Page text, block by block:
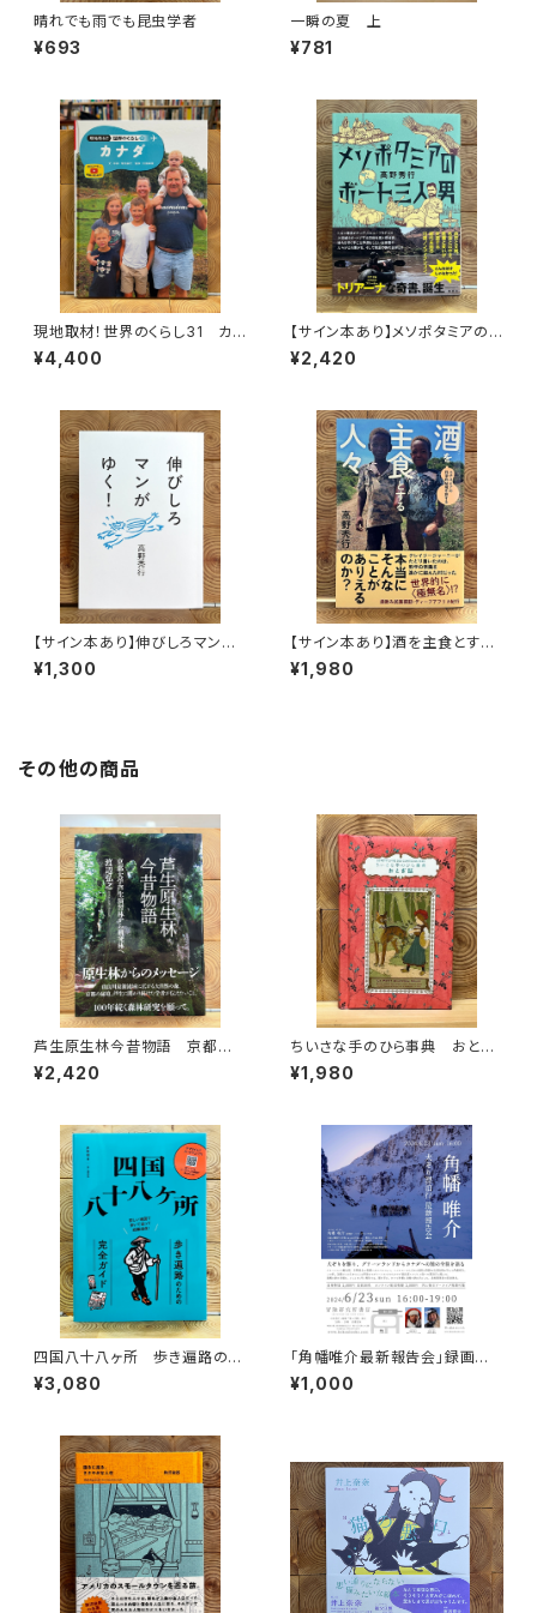
晴れでも雨でも昆虫学者
¥693
一瞬の夏 上
¥781
現地取材！世界のくらし31 カナ
ダ
¥4,400
【サイン本あり】メソポタミアの
ボート三人男
¥2,420
【サイン本あり】伸びしろマンが
ゆく！
¥1,300
【サイン本あり】酒を主食とする
人々 エチオピアの科学的秘境
を旅する
¥1,980
その他の商品
芦生原生林今昔物語 京都大
学芦生演習林から研究林へ
¥2,420
ちいさな手のひら事典 おとぎ
話
¥1,980
四国八十八ヶ所 歩き遍路のた
めの完全ガイド
¥3,080
「角幡唯介最新報告会」録画視
聴権
¥1,000